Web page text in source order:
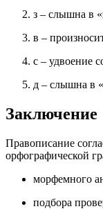
з – слышна в
в –
с – удвоение
д – слышна в
Заключение
Правописание
орфографической
морфемного
подбора